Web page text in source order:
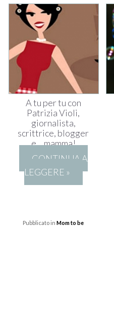
A tu per tu con
Patrizia Violi,
giornalista,
scrittrice, blogger
e… mamma!
CONTINUA A
LEGGERE »
Pubblicato inMom to be